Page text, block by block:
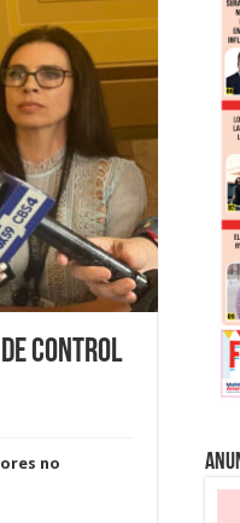
de control
no